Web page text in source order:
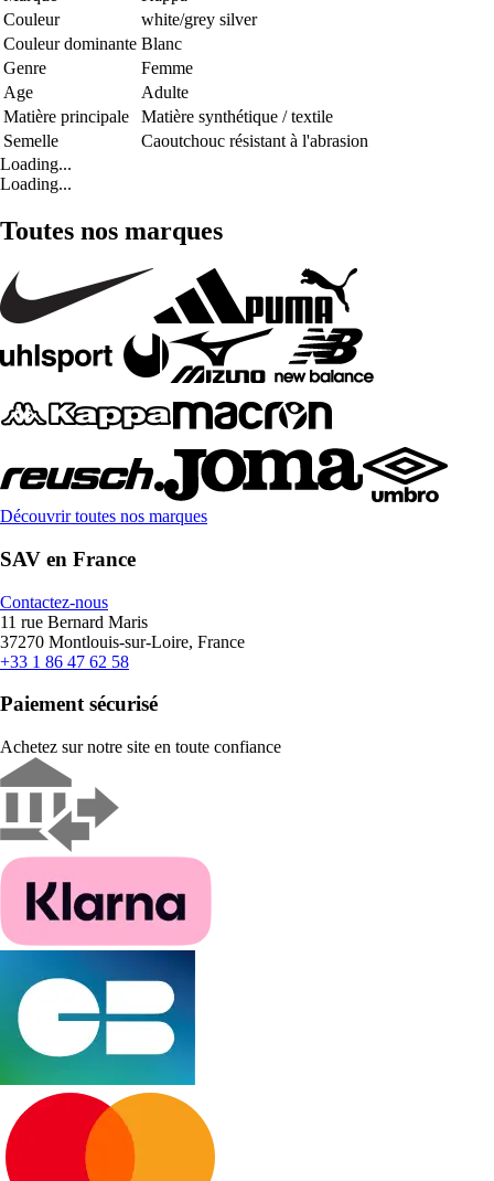
Couleur
white/grey silver
Couleur dominante Blanc
Genre
Femme
Age
Adulte
Matière principale
Matière synthétique / textile
Semelle
Caoutchouc résistant à l'abrasion
Loading...
Loading...
Toutes nos marques
Découvrir toutes nos marques
SAV en France
Contactez-nous
11 rue Bernard Maris
37270 Montlouis-sur-Loire, France
+33 1 86 47 62 58
Paiement sécurisé
Achetez sur notre site en toute confiance